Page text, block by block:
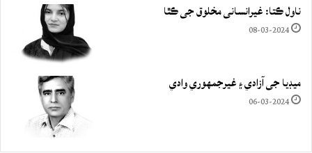
ناول ڪتا: غيرانساني مخلوق جي ڪٿا
08-03-2024
ميڊيا جي آزادي ۽ غيرجمھوري وادي
06-03-2024